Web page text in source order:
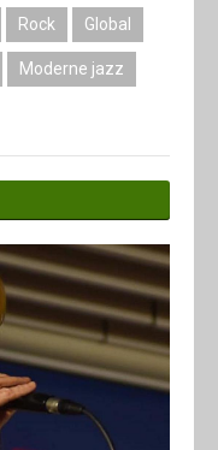
Om
Kontakt
Om
SHOP
Rock Global
Moderne jazz